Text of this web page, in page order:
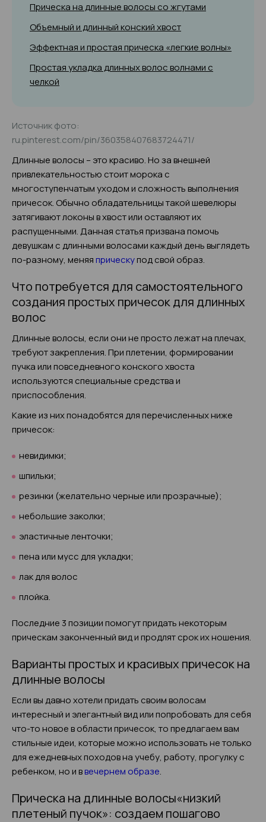
Прическа на длинные волосы со жгутами
Объемный и длинный конский хвост
Эффектная и простая прическа «легкие волны»
Простая укладка длинных волос волнами с
челкой
Источник фото:
ru.pinterest.com/pin/360358407683724471/
Длинные волосы – это красиво. Но за внешней
привлекательностью стоит морока с
многоступенчатым уходом и сложность выполнения
причесок. Обычно обладательницы такой шевелюры
затягивают локоны в хвост или оставляют их
распущенными. Данная статья призвана помочь
девушкам с длинными волосами каждый день выглядеть
по-разному, меняяприческупод свой образ.
Что потребуется для самостоятельного
создания простых причесок для длинных
волос
Длинные волосы, если они не просто лежат на плечах,
требуют закрепления. При плетении, формировании
пучка или повседневного конского хвоста
используются специальные средства и
приспособления.
Какие из них понадобятся для перечисленных ниже
причесок:
невидимки;
шпильки;
резинки (желательно черные или прозрачные);
небольшие заколки;
эластичные ленточки;
пена или мусс для укладки;
лак для волос
плойка.
Последние 3 позиции помогут придать некоторым
прическам законченный вид и продлят срок их ношения.
Варианты простых и красивых причесок на
длинные волосы
Если вы давно хотели придать своим волосам
интересный и элегантный вид или попробовать для себя
что-то новое в области причесок, то предлагаем вам
стильные идеи, которые можно использовать не только
для ежедневных походов на учебу, работу, прогулку с
ребенком, но и ввечернем образе.
Прическа на длинные волосы«низкий
плетеный пучок»: создаем пошагово